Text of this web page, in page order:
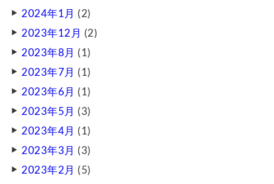
2024年1月 (2)
2023年12月 (2)
2023年8月 (1)
2023年7月 (1)
2023年6月 (1)
2023年5月 (3)
2023年4月 (1)
2023年3月 (3)
2023年2月 (5)